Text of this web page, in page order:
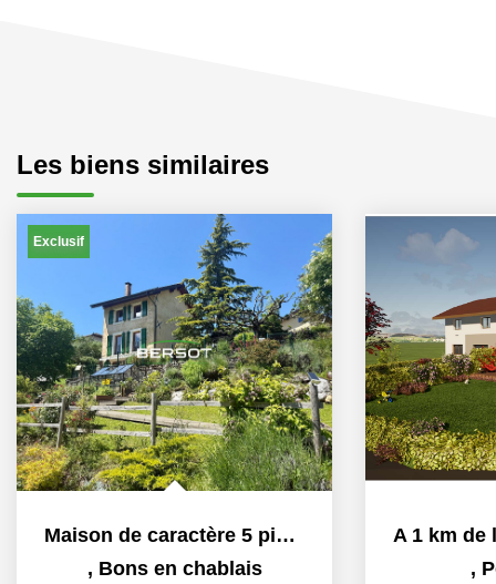
Les biens similaires
Exclusif
Maison de caractère 5 pièces à BONS EN CHABLAIS
, Bons en chablais ,